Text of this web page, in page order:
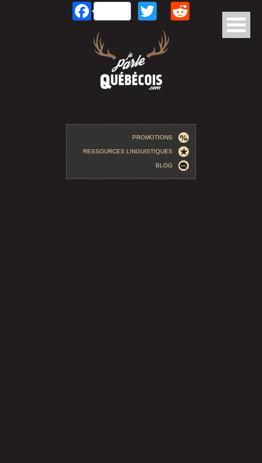
Aller au contenu principalFacebookTwitterReddit
PROMOTIONS
RESSOURCES LINGUISTIQUES
BLOG